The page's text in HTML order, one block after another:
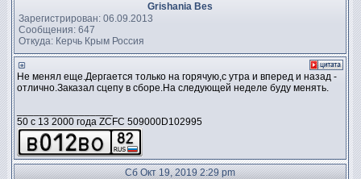
Grishania Bes
Зарегистрирован: 06.09.2013
Сообщения: 647
Откуда: Керчь Крым Россия
Не менял еще.Дергается только на горячую,с утра и вперед и назад -
отлично.Заказал сцепу в сборе.На следующей неделе буду менять.
50 c 13 2000 года ZCFC 509000D102995
Сб Окт 19, 2019 2:29 pm